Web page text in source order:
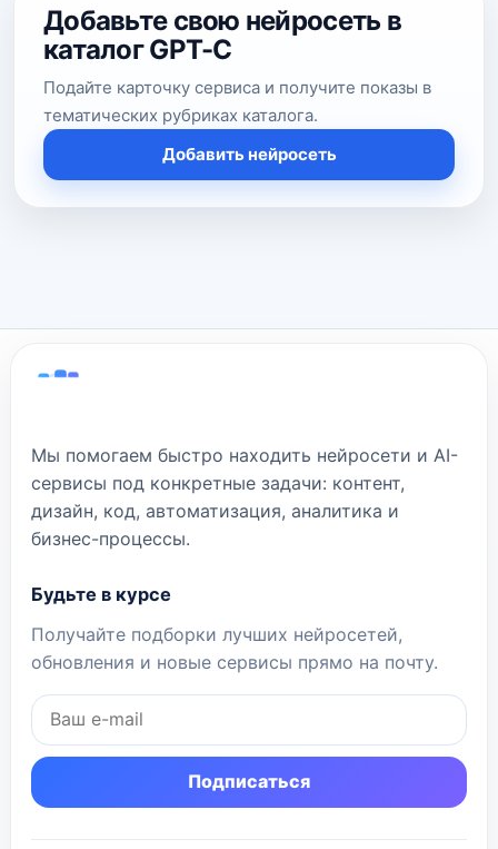
Добавьте свою нейросеть в
каталог GPT-C
Подайте карточку сервиса и получите показы в
тематических рубриках каталога.
Добавить нейросеть
Мы помогаем быстро находить нейросети и AI-
сервисы под конкретные задачи: контент,
дизайн, код, автоматизация, аналитика и
бизнес-процессы.
Будьте в курсе
Получайте подборки лучших нейросетей,
обновления и новые сервисы прямо на почту.
Подписаться